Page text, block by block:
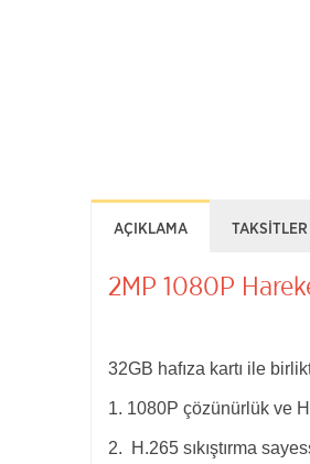
AÇIKLAMA TAKSITLER
2MP 1080P
32GB hafıza kartı ile
1. 1080P çözünürlük ve
2. H.265 sıkıştırma